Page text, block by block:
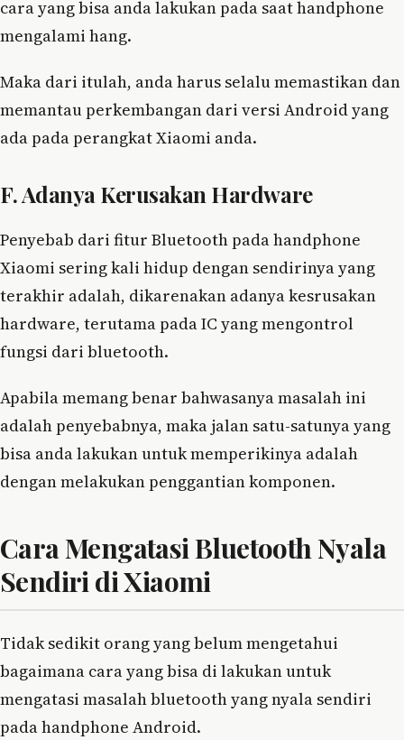
cara yang bisa anda lakukan pada saat handphone
mengalami hang.
Maka dari itulah, anda harus selalu memastikan dan
memantau perkembangan dari versi Android yang
ada pada perangkat Xiaomi anda.
F. Adanya Kerusakan Hardware
Penyebab dari fitur Bluetooth pada handphone
Xiaomi sering kali hidup dengan sendirinya yang
terakhir adalah, dikarenakan adanya kesrusakan
hardware, terutama pada IC yang mengontrol
fungsi dari bluetooth.
Apabila memang benar bahwasanya masalah ini
adalah penyebabnya, maka jalan satu-satunya yang
bisa anda lakukan untuk memperikinya adalah
dengan melakukan penggantian komponen.
Cara Mengatasi Bluetooth Nyala
Sendiri di Xiaomi
Tidak sedikit orang yang belum mengetahui
bagaimana cara yang bisa di lakukan untuk
mengatasi masalah bluetooth yang nyala sendiri
pada handphone Android.